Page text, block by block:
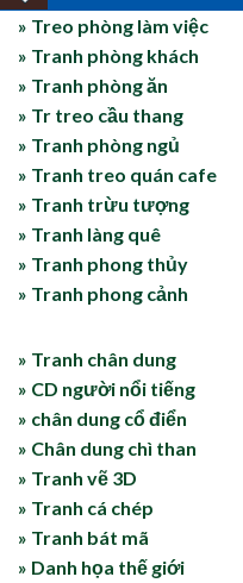
» Treo phòng làm việc
» Tranh phòng khách
» Tranh phòng ăn
» Tr treo cầu thang
» Tranh phòng ngủ
» Tranh treo quán cafe
» Tranh trừu tượng
» Tranh làng quê
» Tranh phong thủy
» Tranh phong cảnh
» Tranh chân dung
» CD người nổi tiếng
» chân dung cổ điển
» Chân dung chì than
» Tranh vẽ 3D
» Tranh cá chép
» Tranh bát mã
» Danh họa thế giới